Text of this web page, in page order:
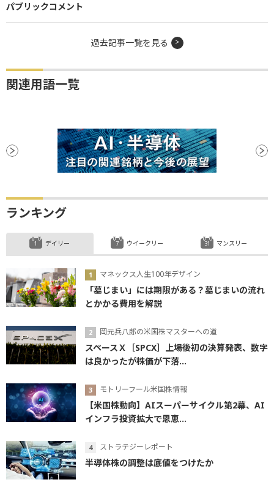
パブリックコメント
過去記事一覧を見る
関連用語一覧
ランキング
デイリー
マネックス人生100年デザイン
「墓じまい」には期限がある？墓じまいの流れ
とかかる費用を解説
岡元兵八郎の米国株マスターへの道
スペースＸ［SPCX］上場後初の決算発表、数字
は良かったが株価が下落...
モトリーフール米国株情報
【米国株動向】AIスーパーサイクル第2幕、AI
インフラ投資拡大で恩恵...
ストラテジーレポート
半導体株の調整は底値をつけたか
ウイークリー マンスリー